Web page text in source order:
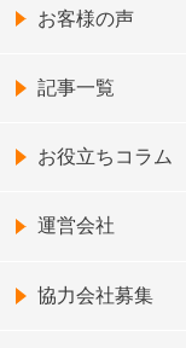
お客様の声
記事一覧
お役立ちコラム
運営会社
協力会社募集